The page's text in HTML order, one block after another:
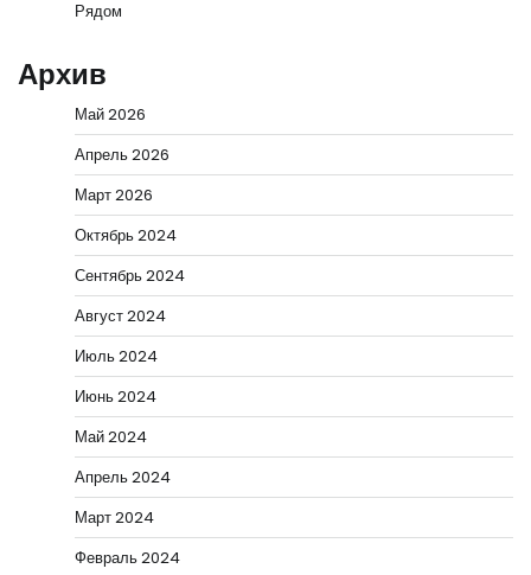
Рядом
Архив
Май 2026
Апрель 2026
Март 2026
Октябрь 2024
Сентябрь 2024
Август 2024
Июль 2024
Июнь 2024
Май 2024
Апрель 2024
Март 2024
Февраль 2024